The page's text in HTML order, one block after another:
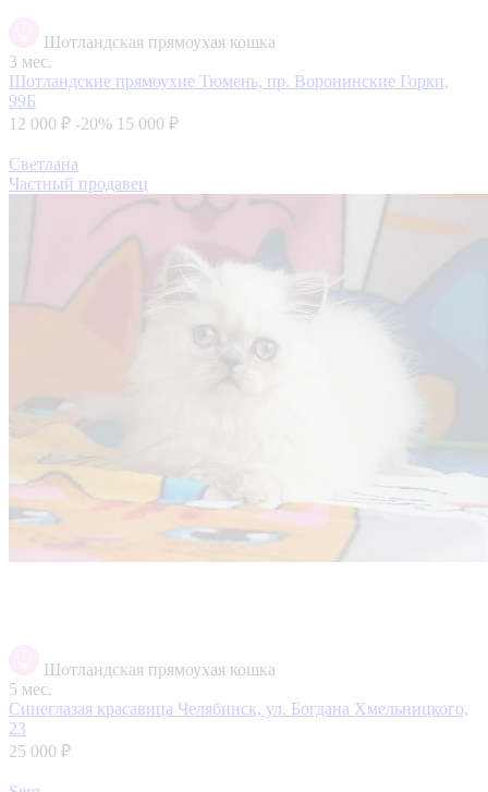
Шотландская прямоухая кошка
3 мес.
Шотландские прямоухие Тюмень, пр. Воронинские Горки,
99Б
12 000 ₽ -20% 15 000 ₽
Светлана
Частный продавец
Шотландская прямоухая кошка
5 мес.
Синеглазая красавица Челябинск, ул. Богдана Хмельницкого,
23
25 000 ₽